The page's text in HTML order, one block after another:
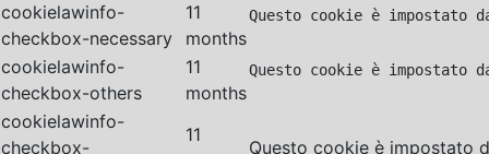
cookielawinfo-
checkbox-necessary
11
months
Questo cookie è impostato
cookielawinfo-
checkbox-others
11
months
Questo cookie è
cookielawinfo-
checkbox-
11
Questo cookie è impostato